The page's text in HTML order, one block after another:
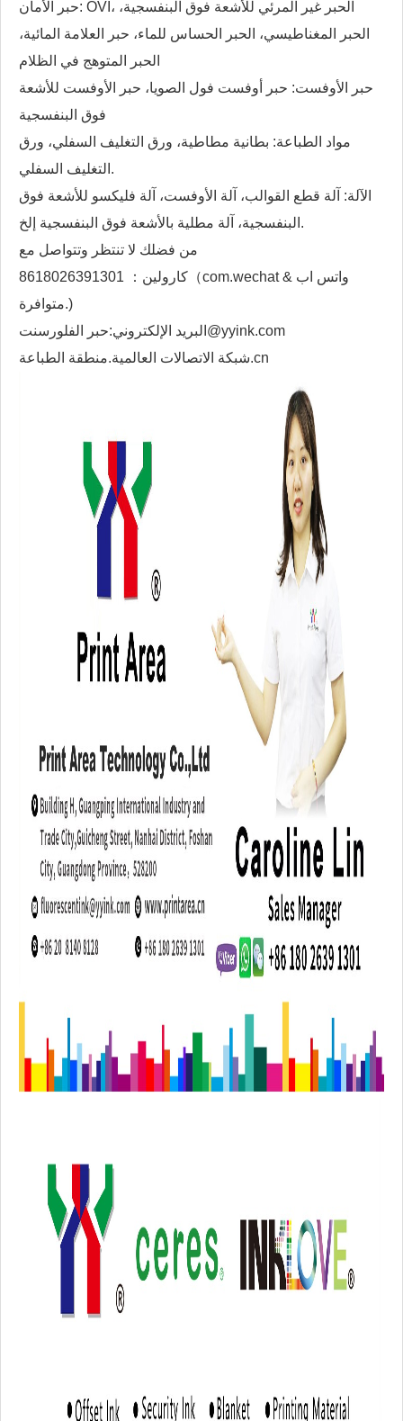
حبر الأمان: OVI، الحبر غير المرئي للأشعة فوق البنفسجية،
الحبر المغناطيسي، الحبر الحساس للماء، حبر العلامة المائية،
الحبر المتوهج في الظلام
حبر الأوفست: حبر أوفست فول الصويا، حبر الأوفست للأشعة
فوق البنفسجية
مواد الطباعة: بطانية مطاطية، ورق التغليف السفلي، ورق
التغليف السفلي.
الآلة: آلة قطع القوالب، آلة الأوفست، آلة فليكسو للأشعة فوق
البنفسجية، آلة مطلية بالأشعة فوق البنفسجية إلخ.
كارولين： 8618026391301（com.wechat & واتس اب
متوافرة.)
البريد الإلكتروني:حبر الفلورسنت@yyink.com
شبكة الاتصالات العالمية.منطقة الطباعة.cn